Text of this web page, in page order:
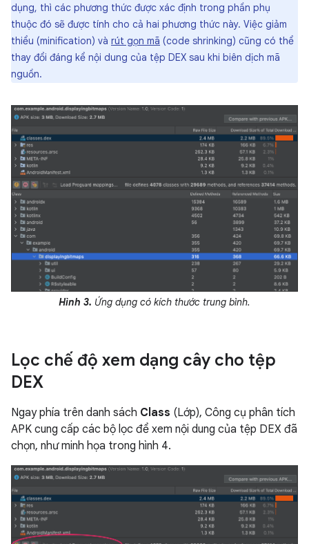
dụng, thì các phương thức được xác định trong phần phụ
thuộc đó sẽ được tính cho cả hai phương thức này. Việc giảm
thiểu (minification) và rút gọn mã (code shrinking) cũng có thể
thay đổi đáng kể nội dung của tệp DEX sau khi biên dịch mã
nguồn.
Hình 3. Ứng dụng có kích thước trung bình.
Lọc chế độ xem dạng cây cho tệp
DEX
Ngay phía trên danh sách Class (Lớp), Công cụ phân tích
APK cung cấp các bộ lọc để xem nội dung của tệp DEX đã
chọn, như minh họa trong hình 4.